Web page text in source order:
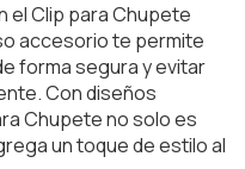
el Clip para Chupete
accesorio te permite
forma segura y evitar
Con diseños
Chupete no solo es
un toque de estilo al